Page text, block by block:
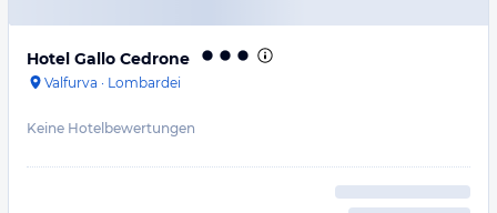
Hotel Gallo Cedrone
Valfurva · Lombardei
Keine Hotelbewertungen